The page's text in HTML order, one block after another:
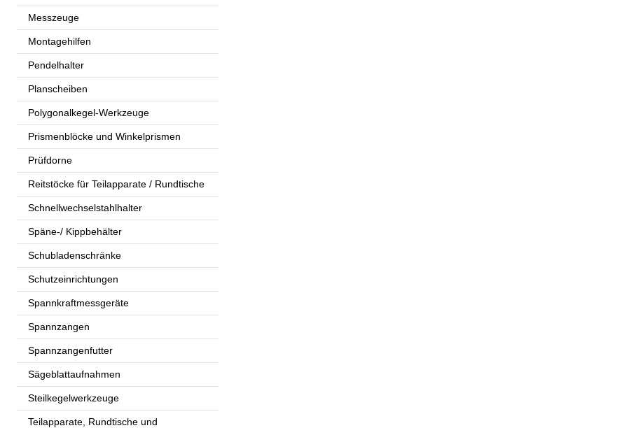
Messzeuge
Montagehilfen
Pendelhalter
Planscheiben
Polygonalkegel-Werkzeuge
Prismenblöcke und Winkelprismen
Prüfdorne
Reitstöcke für Teilapparate / Rundtische
Schnellwechselstahlhalter
Späne-/ Kippbehälter
Schubladenschränke
Schutzeinrichtungen
Spannkraftmessgeräte
Spannzangen
Spannzangenfutter
Sägeblattaufnahmen
Steilkegelwerkzeuge
Teilapparate, Rundtische und